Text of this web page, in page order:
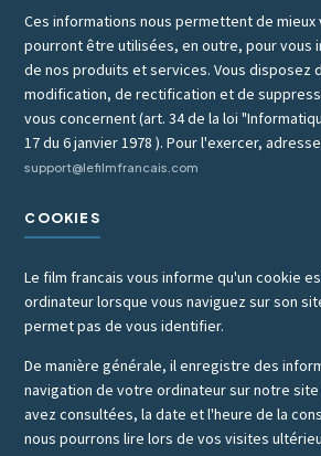
Ces informations nous permettent de mieux
pourront être utilisées, en outre, pour vous
de nos produits et services. Vous disposez
modification, de rectification et de
vous concernent (art. 34 de la loi
17 du 6 janvier 1978 ). Pour l'exercer,
support@lefilmfrancais.com
COOKIES
Le film francais vous informe qu'un cookie
ordinateur lorsque vous naviguez sur son
permet pas de vous identifier.
De manière générale, il enregistre des
navigation de votre ordinateur sur notre
avez consultées, la date et l'heure de la
nous pourrons lire lors de vos visites